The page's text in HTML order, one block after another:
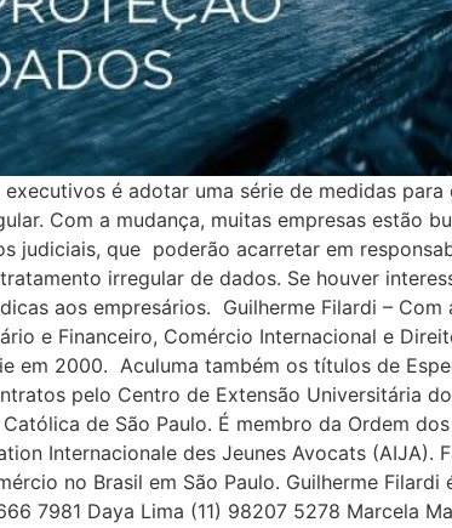
é adotar uma série de medidas para
Com a mudança, muitas empresas estão
judiciais, que poderão acarretar em
irregular de dados. Se houver
aos empresários. Guilherme Filardi – Com
e Financeiro, Comércio Internacional e
em 2000. Aculuma também os títulos de
pelo Centro de Extensão Universitária
de São Paulo. É membro da Ordem
Internacionale des Jeunes Avocats (AIJA).
no Brasil em São Paulo. Guilherme Filardi
7981 Daya Lima (11) 98207 5278 Marcela